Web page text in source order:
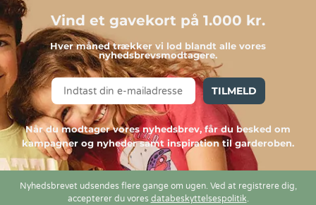
Vind et gavekort på 1.000 kr.
Hver måned trækker vi lod blandt alle vores
nyhedsbrevsmodtagere.
TILMELD
Når du modtager vores nyhedsbrev, får du besked om
kampagner og nyheder samt inspiration til garderoben.
Nyhedsbrevet udsendes flere gange om ugen. Ved at registrere dig,
accepterer du vores databeskyttelsespolitik.